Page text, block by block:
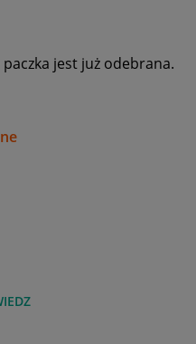
paczka jest już odebrana.